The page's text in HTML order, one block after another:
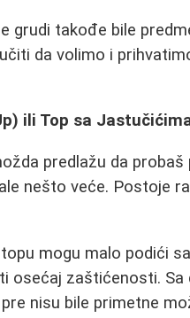
grudi takođe bile
da volimo i
ili Top sa
predlažu da probaš
nešto veće. Postoje
mogu malo podići
osećaj zaštićenosti. Sa
nisu bile primetne